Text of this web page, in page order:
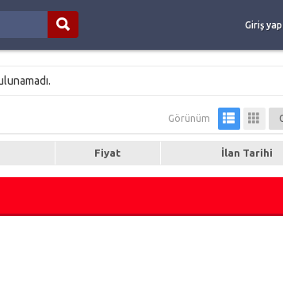
Giriş yap
Görünüm
Fiyat İlan Tarihi